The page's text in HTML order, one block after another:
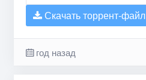
Скачать торрент-файл
год назад